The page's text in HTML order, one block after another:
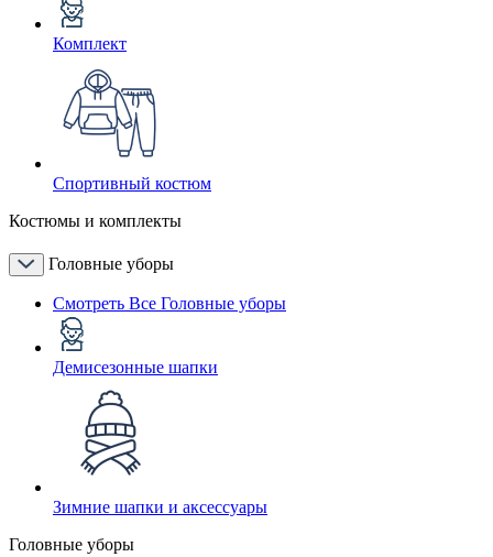
Комплект
Спортивный костюм
Костюмы и комплекты
Головные уборы
Смотреть Все Головные уборы
Демисезонные шапки
Зимние шапки и аксессуары
Головные уборы